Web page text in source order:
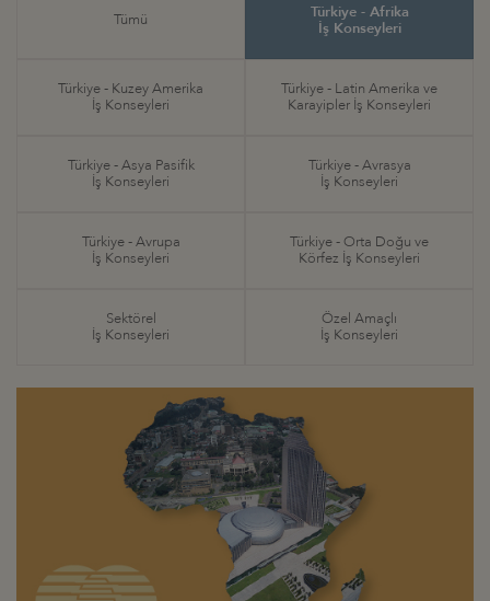
Tümü
Türkiye - Afrika
İş Konseyleri
Türkiye - Kuzey Amerika
İş Konseyleri
Türkiye - Latin Amerika ve
Karayipler İş Konseyleri
Türkiye - Asya Pasifik
İş Konseyleri
Türkiye - Avrasya
İş Konseyleri
Türkiye - Avrupa
İş Konseyleri
Türkiye - Orta Doğu ve
Körfez İş Konseyleri
Sektörel
İş Konseyleri
Özel Amaçlı
İş Konseyleri